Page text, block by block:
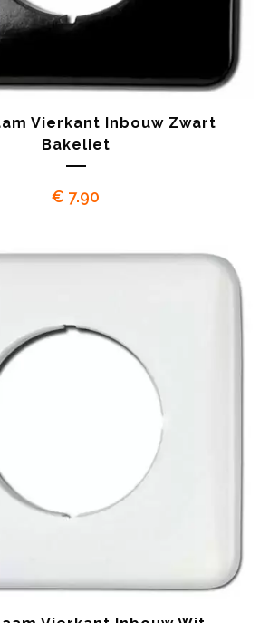
Vierkant Inbouw Zwart
Bakeliet
€ 7.90